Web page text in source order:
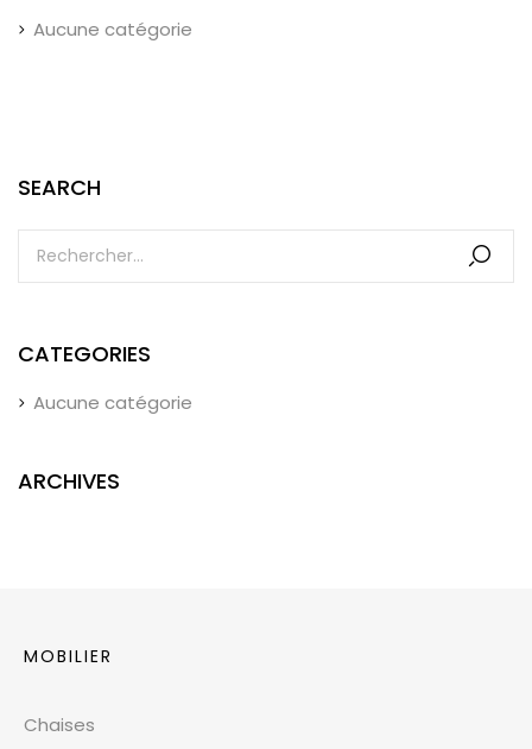
Aucune catégorie
SEARCH
CATEGORIES
Aucune catégorie
ARCHIVES
MOBILIER
Chaises